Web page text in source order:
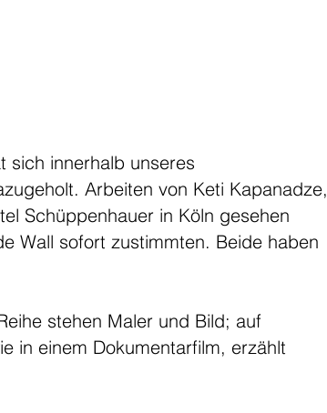
sich innerhalb unseres
Arbeiten von Keti Kapanadze,
Schüppenhauer in Köln gesehen
Wall sofort zustimmten. Beide haben
stehen Maler und Bild; auf
in einem Dokumentarfilm, erzählt